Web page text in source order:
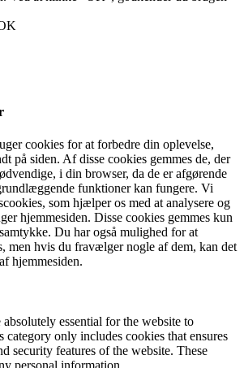
cookies for at forbedre din oplevelse,
på siden. Af disse cookies gemmes de, der
i din browser, da de er afgørende
funktioner kan fungere. Vi
som hjælper os med at analysere og
hjemmesiden. Disse cookies gemmes kun
Du har også mulighed for at
men hvis du fravælger nogle af dem, kan det
hjemmesiden.
absolutely essential for the website to
only includes cookies that ensures
security features of the website. These
personal information.